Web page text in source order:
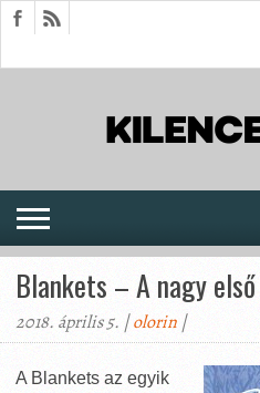
Blankets – A nagy
2018. április 5. |olorin |
A Blankets az egyik